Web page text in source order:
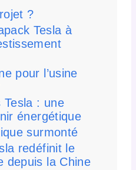
?
Tesla à
pour l’usine
Tesla : une
énergétique
surmonté
redéfinit le
depuis la Chine